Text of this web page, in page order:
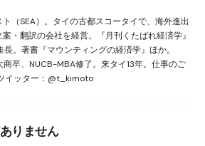
（SEA）。タイの古都スコータイで、海外進出
・翻訳の会社を経営。『月刊くたばれ経済学』
長。著書『マウンティングの経済学』ほか。
卒、NUCB-MBA修了。来タイ13年。仕事のご
イッター：@t_kimoto
りません